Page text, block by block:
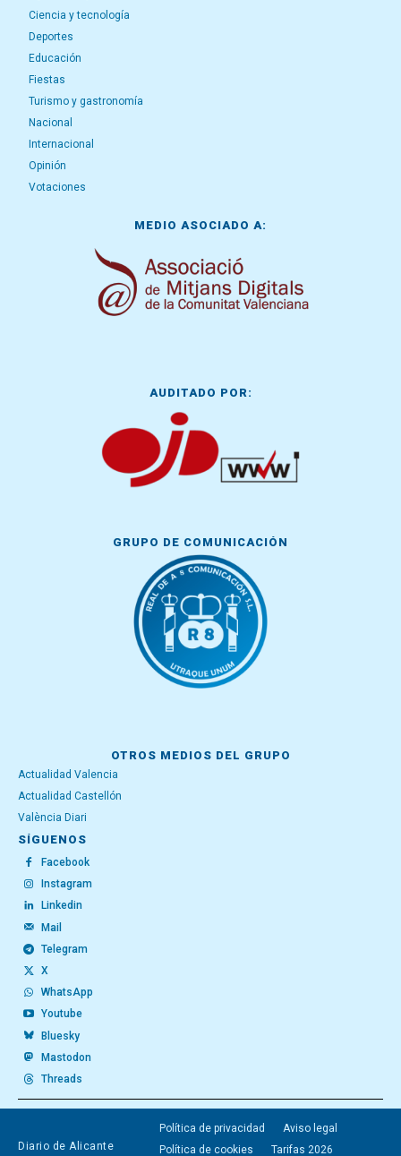
Ciencia y tecnología
Deportes
Educación
Fiestas
Turismo y gastronomía
Nacional
Internacional
Opinión
Votaciones
MEDIO ASOCIADO A:
AUDITADO POR:
GRUPO DE COMUNICACIÓN
OTROS MEDIOS DEL GRUPO
Actualidad Valencia
Actualidad Castellón
València Diari
SÍGUENOS
Facebook
Instagram
Linkedin
Mail
Telegram
X
WhatsApp
Youtube
Bluesky
Mastodon
Threads
Diario de Alicante
Política de privacidad
Aviso legal
Política de cookies
Tarifas 2026